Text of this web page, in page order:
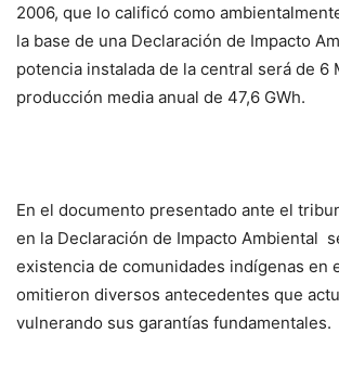
2006, que lo calificó como
la base de una Declaración de Impacto
potencia instalada de la central será de 6
producción media anual de 47,6 GWh.
En el documento presentado ante el
en la Declaración de Impacto Ambiental
existencia de comunidades indígenas en
omitieron diversos antecedentes que
vulnerando sus garantías fundamentales.